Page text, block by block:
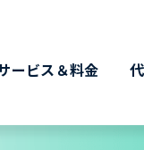
ービス＆料金